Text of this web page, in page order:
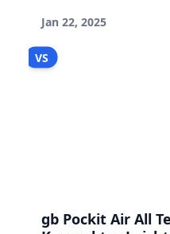
Eigenschaften,
Jan 22, 2025
VS
gb Pockit Air All